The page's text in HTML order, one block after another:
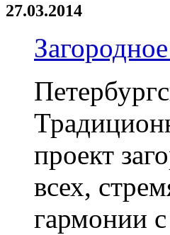
27.03.2014
проект
всех,
гармонии